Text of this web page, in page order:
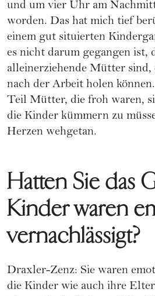
und um vier Uhr am
worden. Das hat mich tief
einem gut situierten
es nicht darum gegangen ist,
alleinerziehende Mütter
nach der Arbeit holen
Teil Mütter, die froh waren,
die Kinder kümmern zu
Herzen wehgetan.
Hatten Sie das
Kinder waren
vernachlässigt?
Draxler-Zenz: Sie waren
die Kinder wie auch ihre